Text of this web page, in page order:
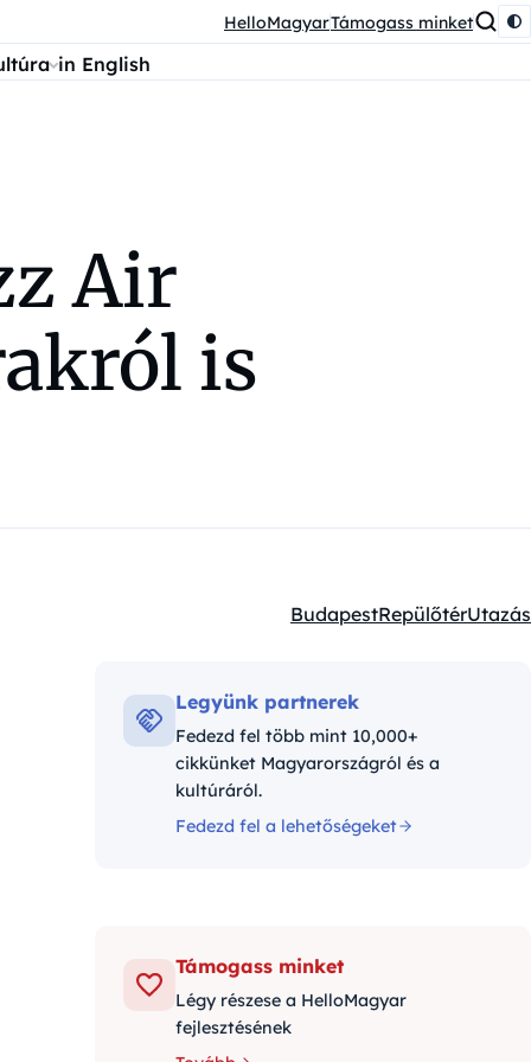
HelloMagyarTámogass minket
in English
Air
is
Kategóriák:
BudapestRepülőtérUtazás
Legyünk partnerek
Fedezd fel több mint 10,000+
cikkünket Magyarországról és a
kultúráról.
Fedezd fel a lehetőségeket
Támogass minket
Légy részese a HelloMagyar
fejlesztésének